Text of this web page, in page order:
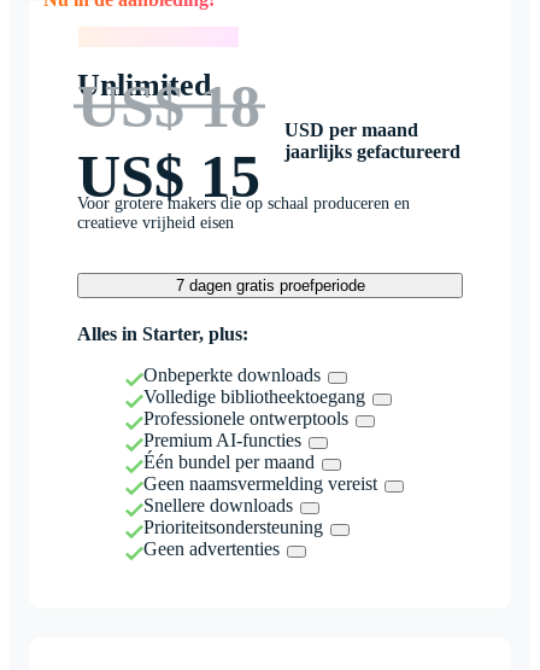
Unlimited
US$ 18
US$ 15
USD per maand
jaarlijks gefactureerd
Voor grotere makers die op schaal produceren en
creatieve vrijheid eisen
7 dagen gratis proefperiode
Alles in Starter, plus:
Onbeperkte downloads
Volledige bibliotheektoegang
Professionele ontwerptools
Premium AI-functies
Één bundel per maand
Geen naamsvermelding vereist
Snellere downloads
Prioriteitsondersteuning
Geen advertenties